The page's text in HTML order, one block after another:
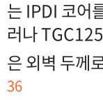
는 IPDI 코어
러나
은 외벽 두께
36